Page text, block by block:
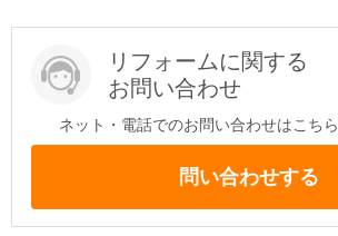
リフォームに関する
お問い合わせ
ネット・電話でのお問い合わせはこちら
問い合わせする